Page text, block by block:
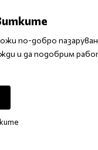
като
по-добро
и да подобрим